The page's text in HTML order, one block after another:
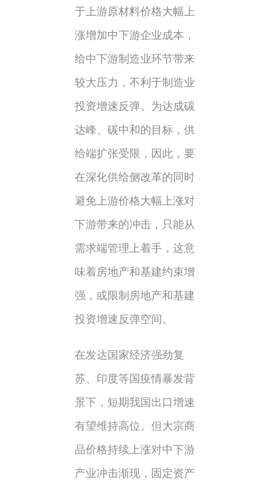
于上游原材料价格大幅上
涨增加中下游企业成本，
给中下游制造业环节带来
较大压力，不利于制造业
投资增速反弹。为达成碳
达峰、碳中和的目标，供
给端扩张受限，因此，要
在深化供给侧改革的同时
避免上游价格大幅上涨对
下游带来的冲击，只能从
需求端管理上着手，这意
味着房地产和基建约束增
强，或限制房地产和基建
投资增速反弹空间。
在发达国家经济强劲复
苏、印度等国疫情暴发背
景下，短期我国出口增速
有望维持高位。但大宗商
品价格持续上涨对中下游
产业冲击渐现，固定资产